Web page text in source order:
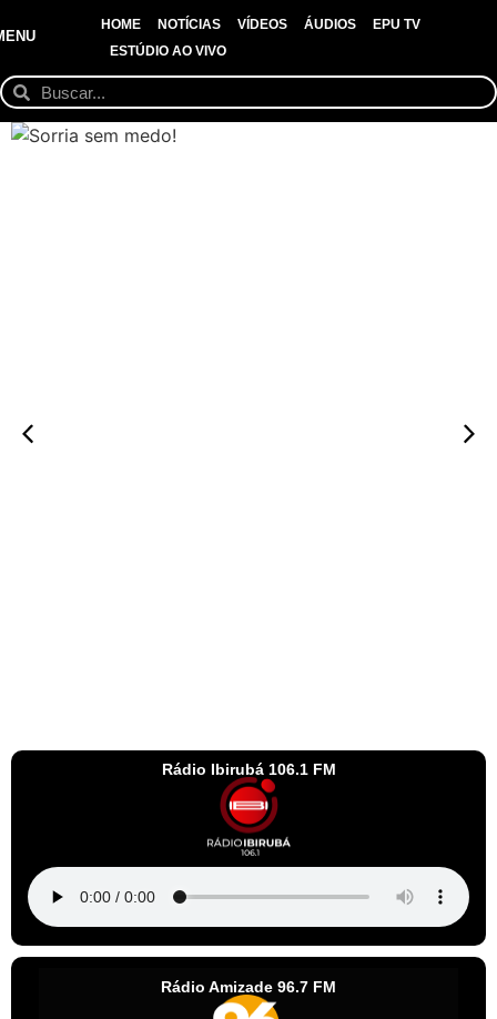
HOME NOTÍCIAS VÍDEOS ÁUDIOS
EPU TV
ESTÚDIO AO VIVO
Rádio Ibirubá 106.1 FM
Rádio Amizade 96.7 FM